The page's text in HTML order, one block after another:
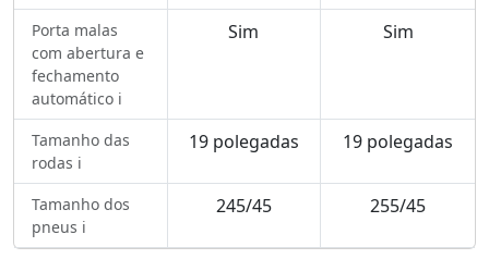
Porta malas
com abertura e
fechamento
automático ℹ️
Sim Sim
Tamanho das
rodas ℹ️
19 polegadas 19 polegadas
Tamanho dos
pneus ℹ️
245/45 255/45